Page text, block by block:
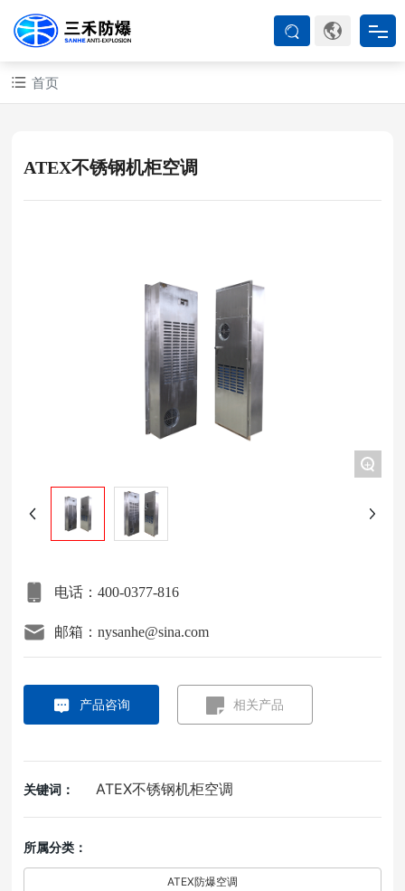
首页
ATEX系列
联系我们
首页
ATEX不锈钢机柜空调
+
电话：400-0377-816
邮箱：nysanhe@sina.com
产品咨询 相关产品
关键词： ATEX不锈钢机柜空调
所属分类：
ATEX防爆空调